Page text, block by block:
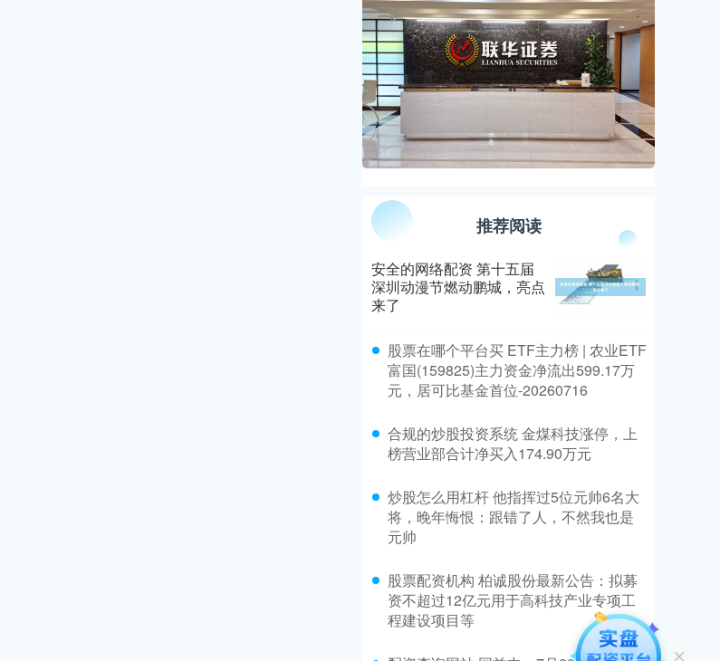
推荐阅读
安全的网络配资 第十五届
深圳动漫节燃动鹏城，亮点
来了
​股票在哪个平台买 ETF主力榜 | 农业ETF
富国(159825)主力资金净流出599.17万
元，居可比基金首位-20260716
​合规的炒股投资系统 金煤科技涨停，上
榜营业部合计净买入174.90万元
​炒股怎么用杠杆 他指挥过5位元帅6名大
将，晚年悔恨：跟错了人，不然我也是
元帅
​股票配资机构 柏诚股份最新公告：拟募
资不超过12亿元用于高科技产业专项工
程建设项目等